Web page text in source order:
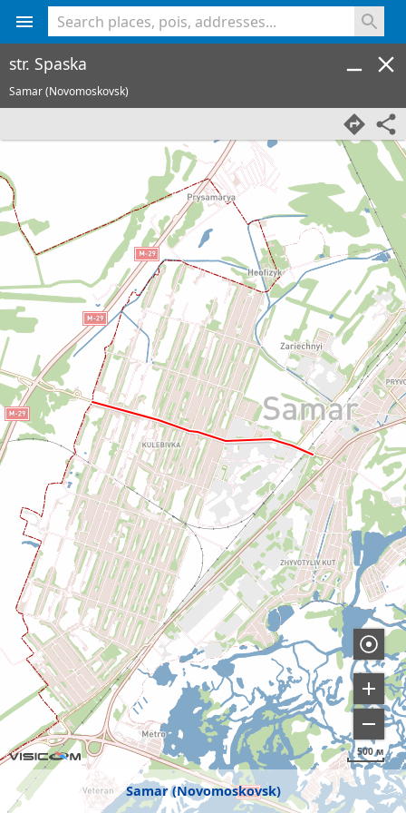
Samar (Novomoskovsk)
500 м
str. Spaska
Samar (Novomoskovsk)
<% console.log(hcard) %>